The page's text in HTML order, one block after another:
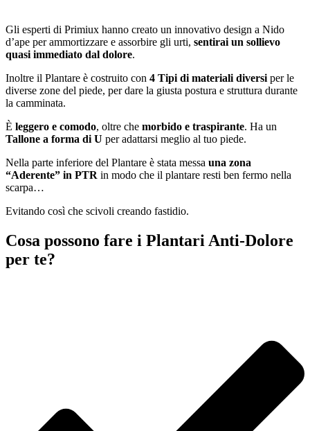
Gli esperti di Primiux hanno creato un innovativo design a Nido
d’ape per ammortizzare e assorbire gli urti, sentirai un sollievo
quasi immediato dal dolore.
Inoltre il Plantare è costruito con 4 Tipi di materiali diversi per le
diverse zone del piede, per dare la giusta postura e struttura durante
la camminata.
È leggero e comodo, oltre che morbido e traspirante. Ha un
Tallone a forma di U per adattarsi meglio al tuo piede.
Nella parte inferiore del Plantare è stata messa una zona
“Aderente” in PTR in modo che il plantare resti ben fermo nella
scarpa…
Evitando così che scivoli creando fastidio.
Cosa possono fare i Plantari Anti-Dolore
per te?